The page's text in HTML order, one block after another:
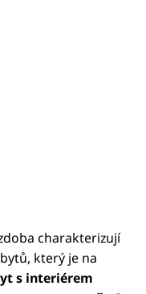
charakterizují
který je na
s interiérem